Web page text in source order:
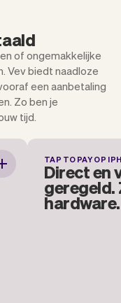
of ongemakkelijke
Vev biedt naadloze
een aanbetaling
Zo ben je
tijd.
TAP TO PAY OP
Direct en
geregeld.
hardware.